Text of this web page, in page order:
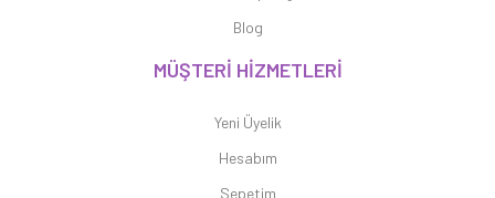
Blog
MÜŞTERİ HİZMETLERİ
Yeni Üyelik
Hesabım
Sepetim